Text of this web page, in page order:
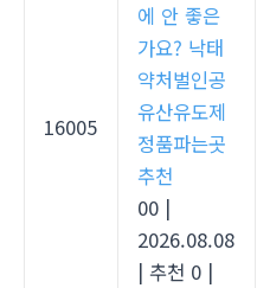
16005
에 안 좋은
가요? 낙태
약처벌인공
유산유도제
정품파는곳
추천
00 |
2026.08.08
| 추천 0 |